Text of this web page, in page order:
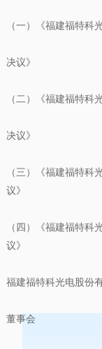
（一）《福建福特科
决议》
（二）《福建福特科
决议》
（三）《福建福特科
议》
（四）《福建福特科
议》
福建福特科光电股份
董事会